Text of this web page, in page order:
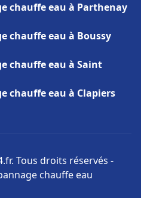
chauffe eau à Parthenay
chauffe eau à Boussy
chauffe eau à Saint
chauffe eau à Clapiers
Tous droits réservés -
chauffe eau